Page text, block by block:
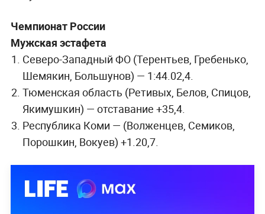
Чемпионат России
Мужская эстафета
Северо-Западный ФО (Терентьев, Гребенько,
Шемякин, Большунов) — 1:44.02,4.
Тюменская область (Ретивых, Белов, Спицов,
Якимушкин) — отставание +35,4.
Республика Коми — (Волженцев, Семиков,
Порошкин, Вокуев) +1.20,7.